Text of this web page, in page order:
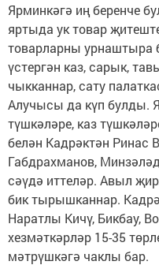
Ярминкәгә иң беренче
яртыда ук товар
товарларны урнаштыра
үстергән каз, сарык,
чыкканнар, сату
Алучысы да күп булды.
түшкәләре, каз
белән Кадрәктән Ринас
Габдрахманов,
сәүдә иттеләр. Авыл
бик тырышканнар.
Наратлы Кичү, Бикбау,
хезмәткәрләр 15-35
мәтрүшкәгә чаклы бар.